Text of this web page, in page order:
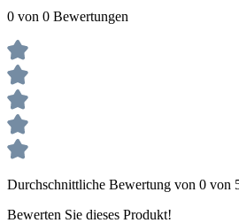
0 von 0 Bewertungen
Durchschnittliche Bewertung von 0 von
Bewerten Sie dieses Produkt!